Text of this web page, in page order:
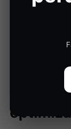
conversión.
la diferencia en